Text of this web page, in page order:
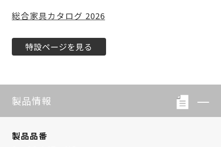
総合家具カタログ 2026
特設ページを見る
製品情報
製品品番